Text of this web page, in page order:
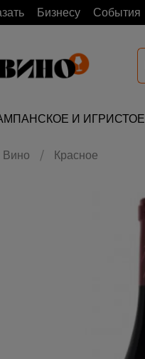
Бизнесу События
И ИГРИСТОЕ
Вино Красное